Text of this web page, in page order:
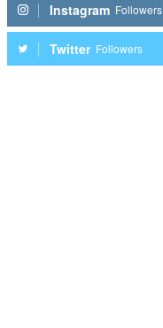
Instagram Followers
Twitter Followers